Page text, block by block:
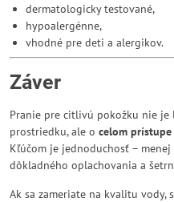
dermatologicky testované,
hypoalergénne,
vhodné pre deti a alergikov.
Záver
Pranie pre citlivú pokožku nie
prostriedku, ale o celom
Kľúčom je jednoduchosť – menej
dôkladného oplachovania a
Ak sa zameriate na kvalitu vody,